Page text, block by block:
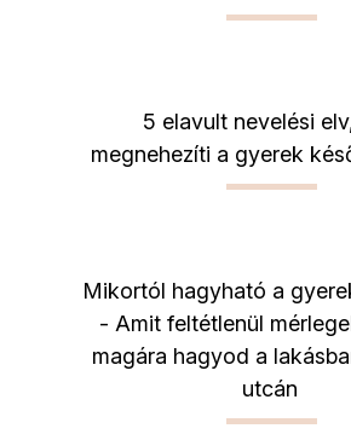
5 elavult nevelési
megnehezíti a gyerek
Mikortól hagyható a
- Amit feltétlenül
magára hagyod a
utcán